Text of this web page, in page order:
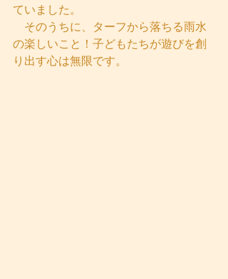
ていました。
そのうちに、ターフから落ちる雨水
の楽しいこと！子どもたちが遊びを創
り出す心は無限です。